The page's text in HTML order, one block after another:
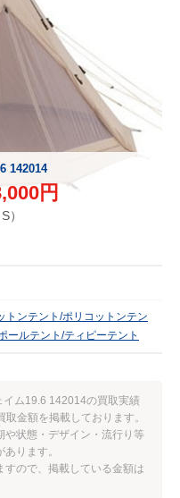
142014
円
）
トンテント/ポリコットンテン
ールテント/ティピーテント
イム19.6 142014の買取実績
金額を掲載しております。
や状態・デザイン・流行り等
ります。
ので、掲載している金額は